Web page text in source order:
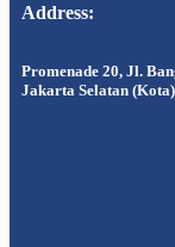
Address:
Promenade 20, Jl.
Jakarta Selatan